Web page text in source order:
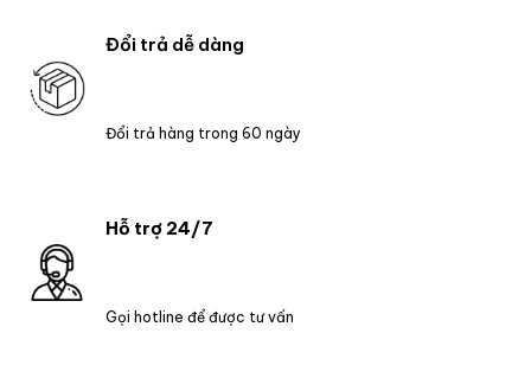
Đổi trả dễ dàng
Đổi trả hàng trong 60 ngày
Hỗ trợ 24/7
Gọi hotline để được tư vấn